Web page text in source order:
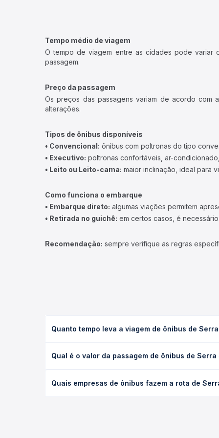
Tempo médio de viagem
O tempo de viagem entre as cidades pode variar
passagem.
Preço da passagem
Os preços das passagens variam de acordo com
alterações.
Tipos de ônibus disponíveis
• Convencional: ônibus com poltronas do tipo
• Executivo: poltronas confortáveis, ar-
• Leito ou Leito-cama: maior inclinação, ideal para
Como funciona o embarque
• Embarque direto: algumas viações permitem
• Retirada no guichê: em certos casos, é
Recomendação: sempre verifique as regras
Quanto tempo leva a viagem de ônibus de
leito) e as condições de tráfego. Na Quero
Qual é o valor da passagem de ônibus de Serra
a antecedência da compra. Na Quero Passagem
Quais empresas de ônibus fazem a rota de